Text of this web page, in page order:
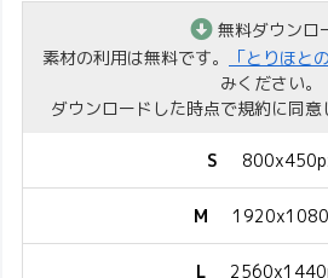
無料ダウンロ
素材の利用は無料です。
「とりほと
みください。
ダウンロードした時点で規約に同意
S
M
L